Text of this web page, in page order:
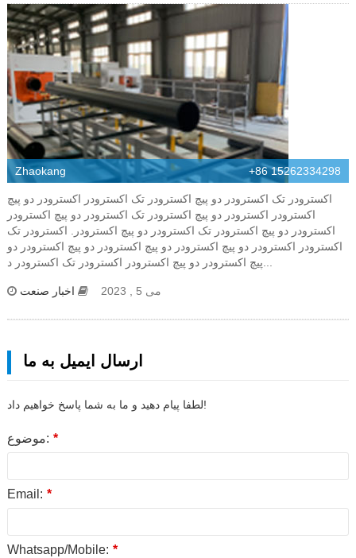
Zhaokang +86 15262334298
اکسترودر تک اکسترودر دو پیچ اکسترودر تک اکسترودر اکسترودر دو پیچ
اکسترودر اکسترودر دو پیچ اکسترودر تک اکسترودر دو پیچ اکسترودر
اکسترودر دو پیچ اکسترودر تک اکسترودر دو پیچ اکسترودر. اکسترودر تک
اکسترودر اکسترودر دو پیچ اکسترودر دو پیچ اکسترودر دو پیچ اکسترودر دو
پیچ اکسترودر دو پیچ اکسترودر اکسترودر تک اکسترودر د...
می 5 , 2023 اخبار صنعت
ارسال ایمیل به ما
لطفا پیام دهید و ما به شما پاسخ خواهیم داد!
موضوع: *
Email: *
Whatsapp/Mobile: *